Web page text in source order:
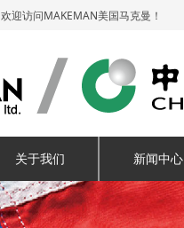
欢迎访问MAKEMAN美国马克曼！
关于我们 新闻中心